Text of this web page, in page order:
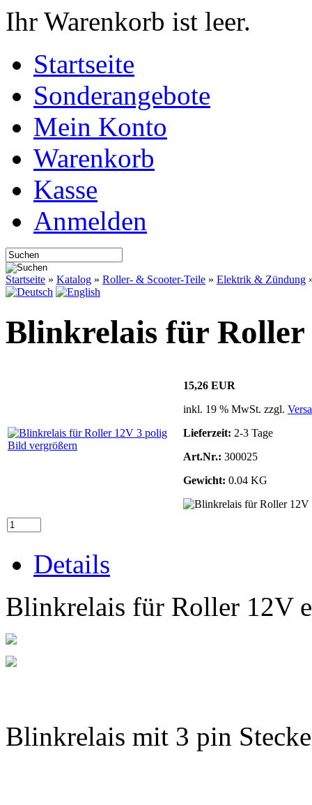
Ihr Warenkorb ist leer.
Startseite
Sonderangebote
Mein Konto
Warenkorb
Kasse
Anmelden
Startseite » Katalog » Roller- & Scooter-Teile » Elektrik & Zündung
Blinkrelais für Roller
Bild vergrößern
15,26 EUR
inkl. 19 % MwSt. zzgl.
Lieferzeit: 2-3 Tage
Art.Nr.: 300025
Gewicht: 0.04 KG
Details
Blinkrelais für Roller 12V
Blinkrelais mit 3 pin